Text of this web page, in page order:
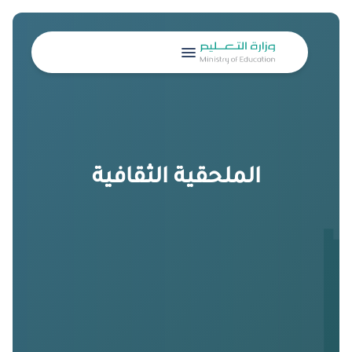
menu
الملحقية الثقافية